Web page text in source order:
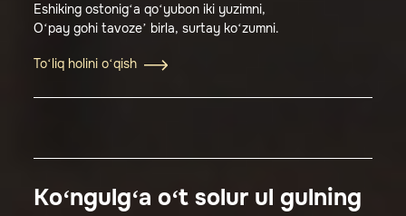
Eshiking ostonig‘a qo‘yubon iki yuzimni,
O‘pay gohi tavoze’ birla, surtay ko‘zumni.
To‘liq holini o‘qish
Ko‘ngulg‘a o‘t solur ul gulning